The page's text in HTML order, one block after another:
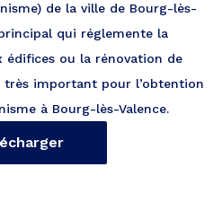
de la ville de Bourg-lès-
qui réglemente la
édifices ou la rénovation de
important pour l’obtention
à Bourg-lès-Valence.